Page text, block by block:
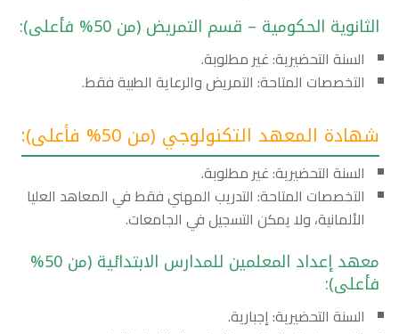
الثانوية الحكومية – قسم التمريض (من 50% فأعلى):
السنة التحضيرية: غير مطلوبة.
التخصصات المتاحة: التمريض والرعاية الطبية فقط.
شهادة المعهد التكنولوجي (من 50% فأعلى):
السنة التحضيرية: غير مطلوبة.
التخصصات المتاحة: التدريب المهني فقط في المعاهد العليا
الألمانية، ولا يمكن التسجيل في الجامعات.
معهد إعداد المعلمين للمدارس الابتدائية (من 50%
فأعلى):
السنة التحضيرية: إجبارية.